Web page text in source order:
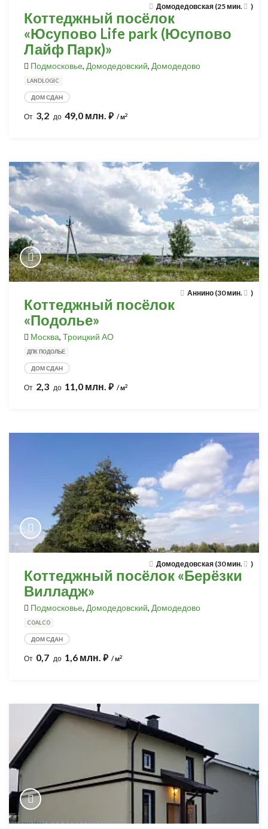
Домодедовская (25 мин. )
Коттеджный посёлок
«Юсупово Life park (Юсупово
Лайф Парк)»
Подмосковье, Домодедовский, Домодедово
LANDLOGIC
ДОМ СДАН
От 3,2 до 49,0 млн. ⃏ / м2
Аннино (30 мин. )
Коттеджный посёлок
«Подолье»
Москва, Троицкий АО
ДПК ПОДОЛЬЕ
ДОМ СДАН
От 2,3 до 11,0 млн. ⃏ / м2
Домодедовская (30 мин. )
Коттеджный посёлок «Берёзки
Вилладж»
Подмосковье, Домодедовский, Домодедово
COALCO
ДОМ СДАН
От 0,7 до 1,6 млн. ⃏ / м2